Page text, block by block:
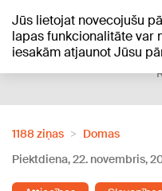
Jūs lietojat novecojušu
lapas funkcionalitāte var
iesakām atjaunot Jūsu
+18°C
1188 ziņas
Domas
Piektdiena, 22. novembris,